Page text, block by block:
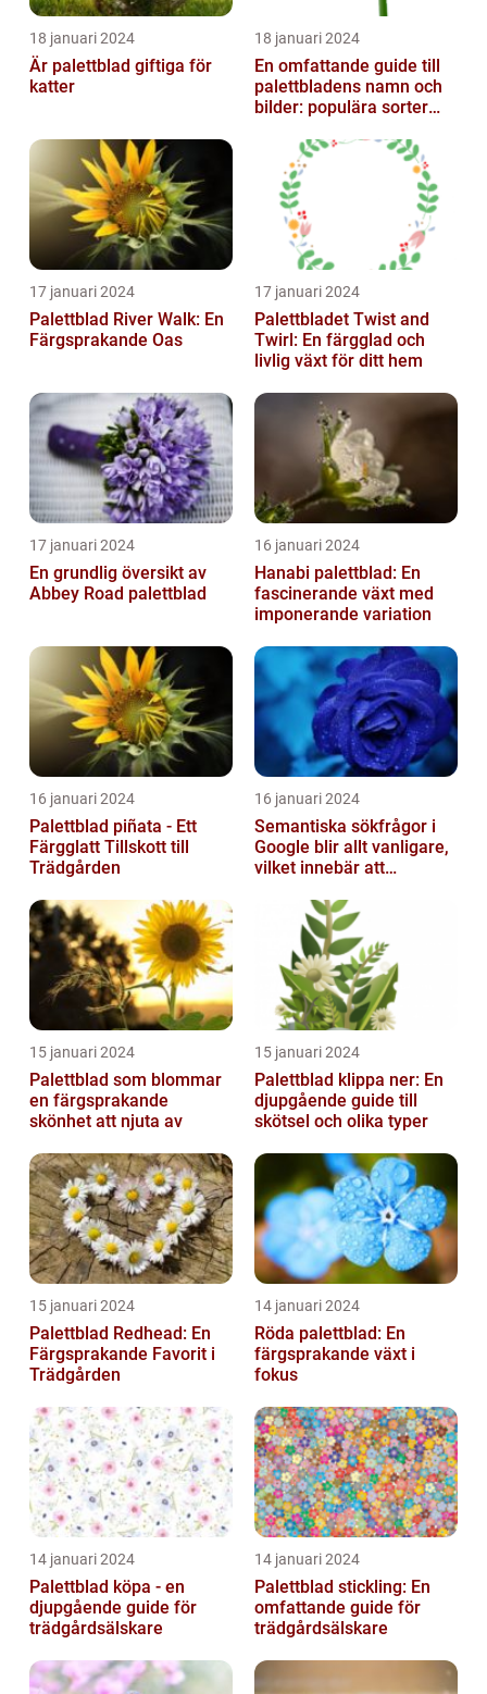
18 januari 2024
Är palettblad giftiga för
katter
18 januari 2024
En omfattande guide till
palettbladens namn och
bilder: populära sorter
17 januari 2024
Palettblad River Walk: En
Färgsprakande Oas
17 januari 2024
Palettbladet Twist and
Twirl: En färgglad och
livlig växt för ditt hem
17 januari 2024
En grundlig översikt av
Abbey Road palettblad
16 januari 2024
Hanabi palettblad: En
fascinerande växt med
imponerande variation
16 januari 2024
Palettblad piñata - Ett
Färgglatt Tillskott till
Trädgården
16 januari 2024
Semantiska sökfrågor i
Google blir allt vanligare,
vilket innebär att
att fö...
15 januari 2024
Palettblad som blommar
en färgsprakande
skönhet att njuta av
15 januari 2024
Palettblad klippa ner: En
djupgående guide till
skötsel och olika typer
15 januari 2024
Palettblad Redhead: En
Färgsprakande Favorit i
Trädgården
14 januari 2024
Röda palettblad: En
färgsprakande växt i
fokus
14 januari 2024
Palettblad köpa - en
djupgående guide för
trädgårdsälskare
14 januari 2024
Palettblad stickling: En
omfattande guide för
trädgårdsälskare